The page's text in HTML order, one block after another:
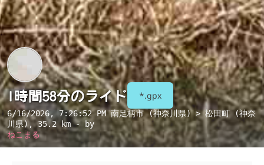
1時間58分のライド *.gpx
6/16/2026, 7:26:52 PM南足柄市 (神奈川県) > 松田町 (神奈
川県) , 35.2 km - by
ねこまる